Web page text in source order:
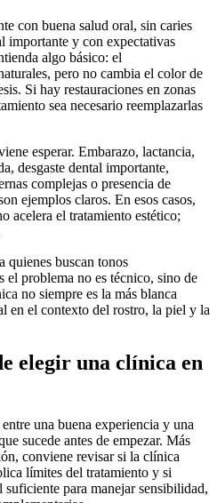
con buena salud oral, sin caries
importante y con expectativas
algo básico: el
pero no cambia el color de
Si hay restauraciones en zonas
sea necesario reemplazarlas
esperar. Embarazo, lactancia,
desgaste dental importante,
complejas o presencia de
ejemplos claros. En esos casos,
acelera el tratamiento estético;
quienes buscan tonos
el problema no es técnico, sino de
no siempre es la más blanca
en el contexto del rostro, la piel y la
elegir una clínica en
una buena experiencia y una
sucede antes de empezar. Más
conviene revisar si la clínica
límites del tratamiento y si
para manejar sensibilidad,